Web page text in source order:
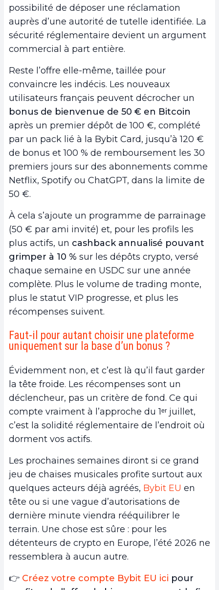
possibilité de déposer une réclamation
auprès d’une autorité de tutelle identifiée. La
sécurité réglementaire devient un argument
commercial à part entière.
Reste l’offre elle-même, taillée pour
convaincre les indécis. Les nouveaux
utilisateurs français peuvent décrocher un
bonus de bienvenue de 50 € en Bitcoin
après un premier dépôt de 100 €, complété
par un pack lié à la Bybit Card, jusqu’à 120 €
de bonus et 100 % de remboursement les 30
premiers jours sur des abonnements comme
Netflix, Spotify ou ChatGPT, dans la limite de
50 €.
À cela s’ajoute un programme de parrainage
(50 € par ami invité) et, pour les profils les
plus actifs, un cashback annualisé pouvant
grimper à 10 % sur les dépôts crypto, versé
chaque semaine en USDC sur une année
complète. Plus le volume de trading monte,
plus le statut VIP progresse, et plus les
récompenses suivent.
Faut-il pour autant choisir une plateforme
uniquement sur la base d’un bonus ?
Évidemment non, et c’est là qu’il faut garder
la tête froide. Les récompenses sont un
déclencheur, pas un critère de fond. Ce qui
compte vraiment à l’approche du 1ᵉʳ juillet,
c’est la solidité réglementaire de l’endroit où
dorment vos actifs.
Les prochaines semaines diront si ce grand
jeu de chaises musicales profite surtout aux
quelques acteurs déjà agréés, Bybit EU en
tête ou si une vague d’autorisations de
dernière minute viendra rééquilibrer le
terrain. Une chose est sûre : pour les
détenteurs de crypto en Europe, l’été 2026 ne
ressemblera à aucun autre.
👉 Créez votre compte Bybit EU ici pour